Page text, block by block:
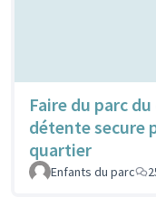
Faire du parc
détente secure
quartier
Enfants du parc